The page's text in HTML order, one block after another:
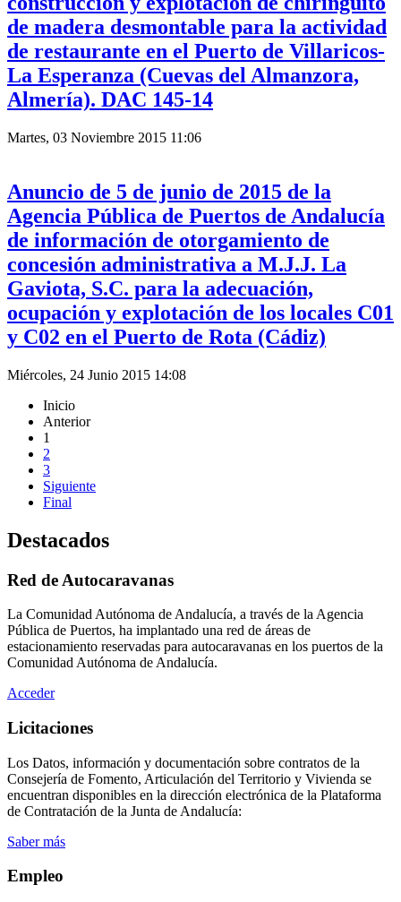
de madera desmontable para la actividad
de restaurante en el Puerto de Villaricos-
La Esperanza (Cuevas del Almanzora,
Almería). DAC 145-14
Martes, 03 Noviembre 2015 11:06
Anuncio de 5 de junio de 2015 de la
Agencia Pública de Puertos de Andalucía
de información de otorgamiento de
concesión administrativa a M.J.J. La
Gaviota, S.C. para la adecuación,
ocupación y explotación de los locales C01
y C02 en el Puerto de Rota (Cádiz)
Miércoles, 24 Junio 2015 14:08
Inicio
Anterior
1
2
3
Siguiente
Final
Destacados
Red de Autocaravanas
La Comunidad Autónoma de Andalucía, a través de la Agencia
Pública de Puertos, ha implantado una red de áreas de
estacionamiento reservadas para autocaravanas en los puertos de la
Comunidad Autónoma de Andalucía.
Acceder
Licitaciones
Los Datos, información y documentación sobre contratos de la
Consejería de Fomento, Articulación del Territorio y Vivienda se
encuentran disponibles en la dirección electrónica de la Plataforma
de Contratación de la Junta de Andalucía:
Saber más
Empleo